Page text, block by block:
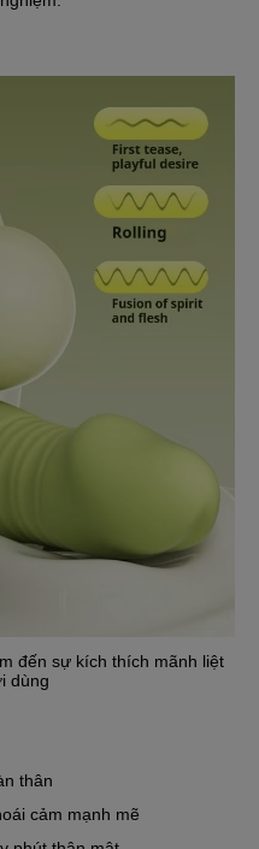
đến sự kích thích mãnh liệt
dùng
thân
cảm mạnh mẽ